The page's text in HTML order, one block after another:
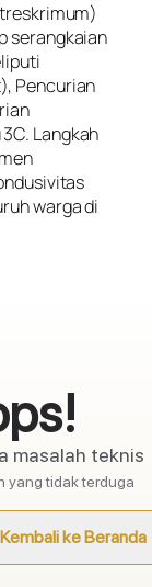
serangkaian
Pencurian
Langkah
warga di